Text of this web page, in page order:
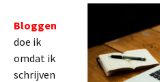
Bloggen
doe ik
omdat ik
schrijven